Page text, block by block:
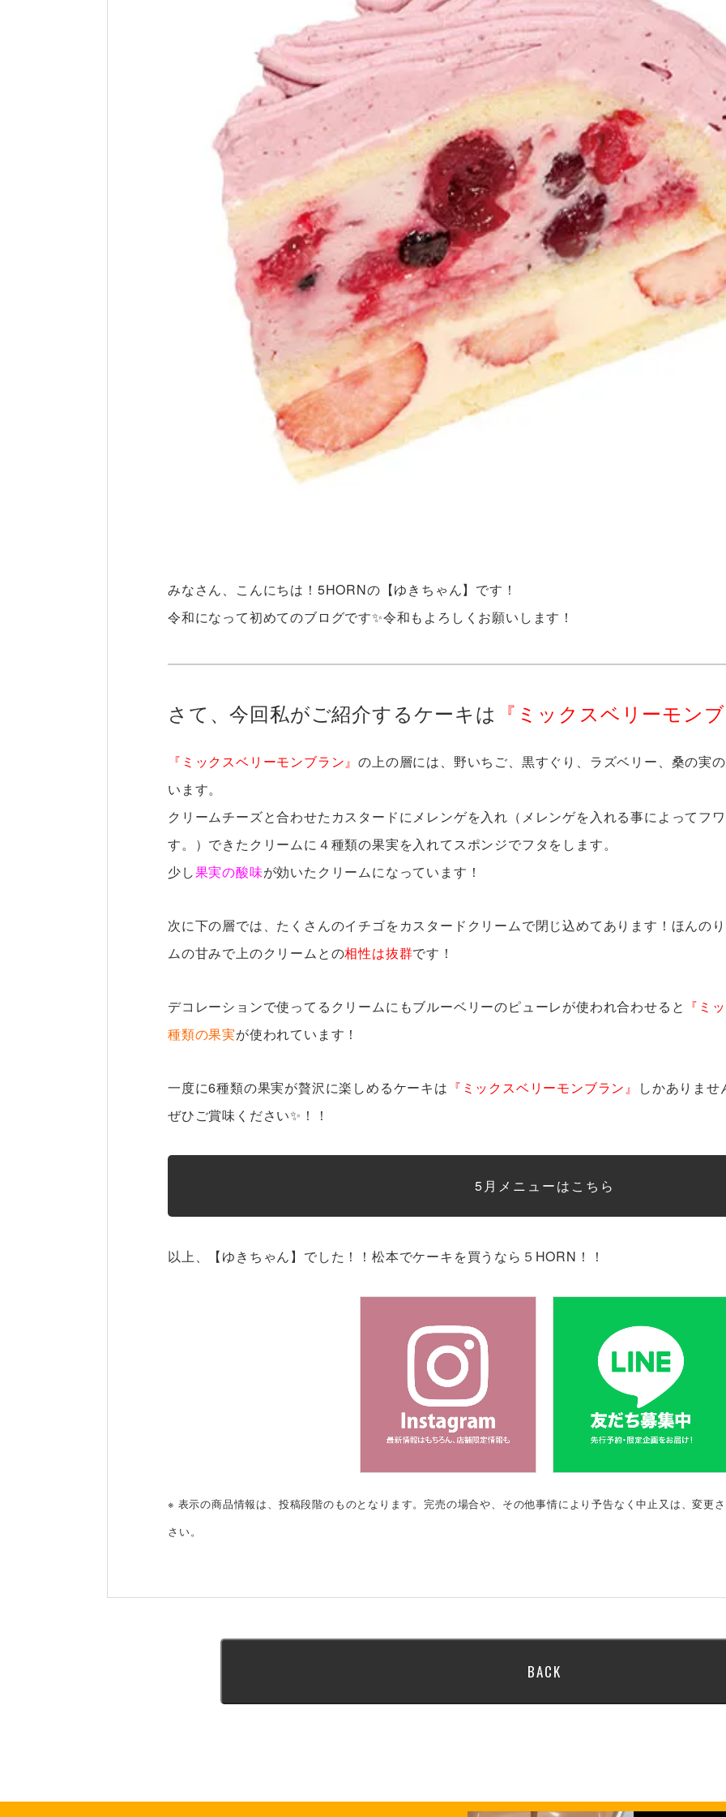
みなさん、こんにちは！5HORNの【ゆきちゃん】です！
令和になって初めてのブログです✨令和もよろしくお願いします！
さて、今回私がご紹介するケーキは 『ミックスベリーモンブ
『ミックスベリーモンブラン』の上の層には、野いちご、黒すぐり、ラズベリー、桑の実
います。
クリームチーズと合わせたカスタードにメレンゲを入れ（メレンゲを入れる事によってフ
す。）できたクリームに４種類の果実を入れてスポンジでフタをします。
少し果実の酸味が効いたクリームになっています！
次に下の層では、たくさんのイチゴをカスタードクリームで閉じ込めてあります！ほんの
ムの甘みで上のクリームとの相性は抜群です！
デコレーションで使ってるクリームにもブルーベリーのピューレが使われ合わせると 『ミ
種類の果実が使われています！
一度に6種類の果実が贅沢に楽しめるケーキは 『ミックスベリーモンブラン』 しかありませ
ぜひご賞味ください✨！！
5月メニューはこちら
以上、【ゆきちゃん】でした！！松本でケーキを買うなら５HORN！！
※ 表示の商品情報は、投稿段階のものとなります。完売の場合や、その他事情により予告なく中止又は、変更
さい。
BACK